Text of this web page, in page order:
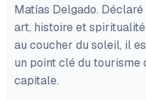
Matías Delgado.
art, histoire et
au coucher du soleil, il
un point clé du
capitale.